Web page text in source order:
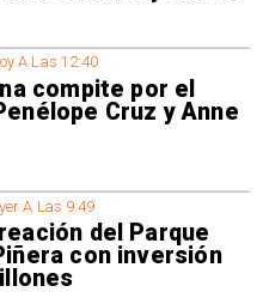
A Las 12:40
compite por el
Cruz y Anne
A Las 9:49
del Parque
con inversión